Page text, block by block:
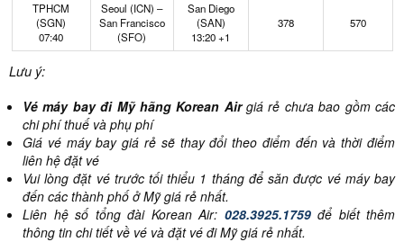
TPHCM
(SGN)
07:40
Seoul (ICN) –
San Francisco
(SFO)
San Diego
(SAN)
13:20 +1
378 570
Lưu ý:
Vé máy bay đi Mỹ hãng Korean Airgiá rẻ chưa bao gồm các
chi phí thuế và phụ phí
Giá vé máy bay giá rẻ sẽ thay đổi theo điểm đến và thời điểm
liên hệ đặt vé
Vui lòng đặt vé trước tối thiểu 1 tháng để săn được vé máy bay
đến các thành phố ở Mỹ giá rẻ nhất.
Liên hệ số tổng đài Korean Air: 028.3925.1759để biết thêm
thông tin chi tiết về vé và đặt vé đi Mỹ giá rẻ nhất.